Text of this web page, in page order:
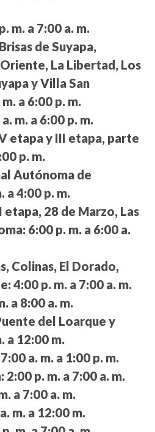
m. a 7:00 a. m.
de Suyapa,
La Libertad, Los
y Villa San
a 6:00 p. m.
m. a 6:00 p. m.
etapa y III etapa, parte
p. m.
Autónoma de
a 4:00 p. m.
28 de Marzo, Las
6:00 p. m. a 6:00 a.
Colinas, El Dorado,
4:00 p. m. a 7:00 a. m.
a 8:00 a. m.
del Loarque y
a 12:00 m.
7:00 a. m. a 1:00 p. m.
2:00 p. m. a 7:00 a. m.
a 7:00 a. m.
m. a 12:00 m.